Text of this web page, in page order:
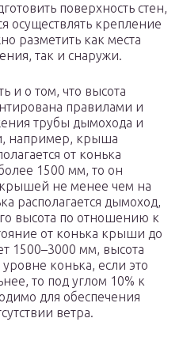
поверхность стен,
осуществлять крепление
разметить как места
так и снаружи.
и о том, что высота
правилами и
трубы дымохода и
например, крыша
от конька
1500 мм, то он
не менее чем на
располагается дымоход,
высота по отношению к
от конька крыши до
1500–3000 мм, высота
конька, если это
то под углом 10% к
для обеспечения
ветра.